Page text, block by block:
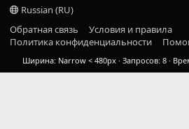
Russian (RU)
Обратная связь
Условия и правила
Политика конфиденциальности
Ширина Запросов 8